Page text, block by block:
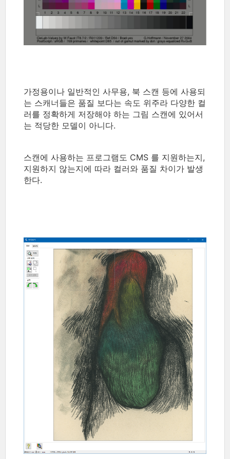
가정용이나 일반적인 사무용, 북 스캔 등에 사용되
는 스캐너들은 품질 보다는 속도 위주라 다양한 컬
러를 정확하게 저장해야 하는 그림 스캔에 있어서
는 적당한 모델이 아니다.
스캔에 사용하는 프로그램도 CMS 를 지원하는지,
지원하지 않는지에 따라 컬러와 품질 차이가 발생
한다.